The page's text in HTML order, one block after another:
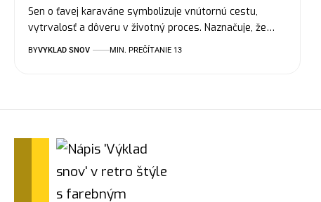
Sen o ťavej karaváne symbolizuje vnútornú cestu,
vytrvalosť a dôveru v životný proces. Naznačuje, že…
BYVYKLAD SNOV MIN. PREČÍTANIE 13